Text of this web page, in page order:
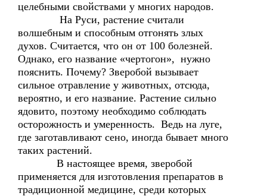
целебными свойствами у многих народов.
На Руси, растение считали
волшебным и способным отгонять злых
духов. Считается, что он от 100 болезней.
Однако, его название «чертогон», нужно
пояснить. Почему? Зверобой вызывает
сильное отравление у животных, отсюда,
вероятно, и его название. Растение сильно
ядовито, поэтому необходимо соблюдать
осторожность и умеренность. Ведь на луге,
где заготавливают сено, иногда бывает много
таких растений.
В настоящее время, зверобой
применяется для изготовления препаратов в
традиционной медицине, среди которых